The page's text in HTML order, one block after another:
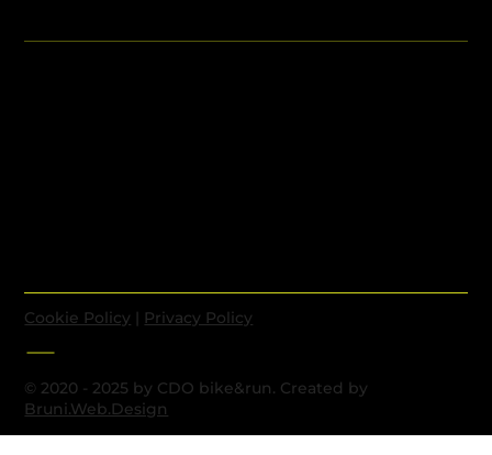
© 2020 - 2025 by CDO bike&run. Created by
Bruni.Web.Design
Cookie Policy | Privacy Policy